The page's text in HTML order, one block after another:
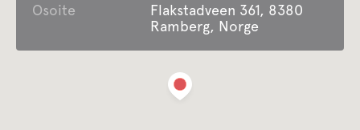
Osoite
Flakstadveen 361, 8380
Ramberg, Norge